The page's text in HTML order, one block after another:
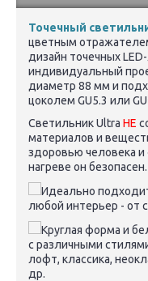
Точечный
цветным
дизайн точечных
индивидуальный
диаметр 88 мм и
цоколем GU5.3 или
СветильникUltra НЕ
материалов и
здоровью человека
нагреве он безопасен.
Идеально
любой интерьер - от
Круглая форма и
с различными
лофт, классика,
др.